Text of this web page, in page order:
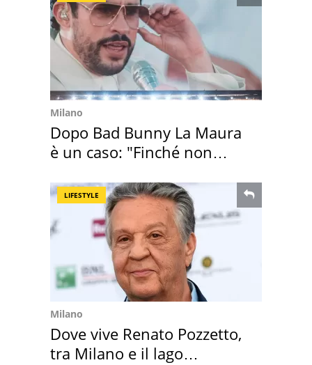
Milano
Dopo Bad Bunny La Maura
è un caso: "Finché non
LIFESTYLE
Milano
Dove vive Renato Pozzetto,
tra Milano e il lago